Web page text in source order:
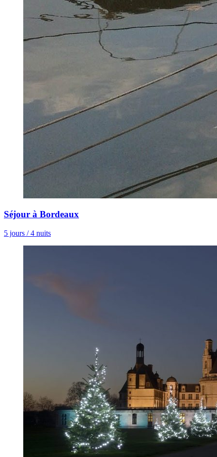
Séjour à Bordeaux
5 jours / 4 nuits